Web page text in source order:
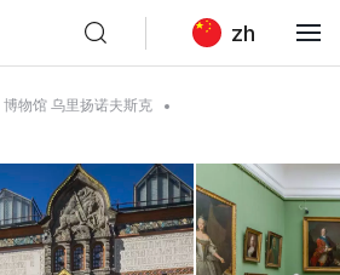
zh
博物馆 乌里扬诺夫斯克